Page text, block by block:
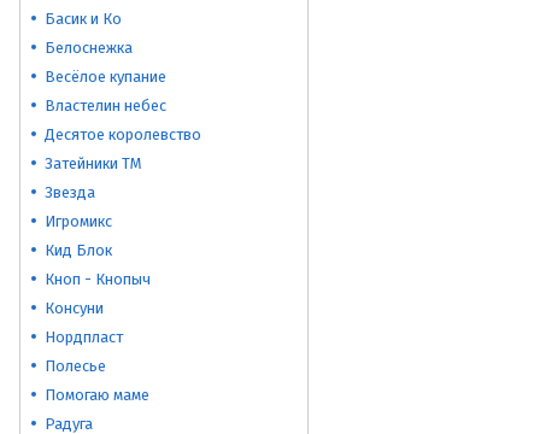
Басик и Ко
Белоснежка
Весёлое купание
Властелин небес
Десятое королевство
Затейники ТМ
Звезда
Игромикс
Кид Блок
Кноп - Кнопыч
Консуни
Нордпласт
Полесье
Помогаю маме
Радуга